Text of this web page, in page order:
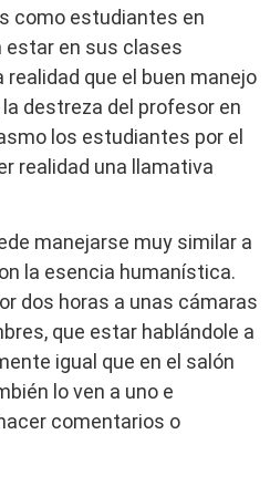
como estudiantes en
en sus clases
que el buen manejo
destreza del profesor en
los estudiantes por el
realidad una llamativa
manejarse muy similar a
la esencia humanística.
dos horas a unas cámaras
que estar hablándole a
igual que en el salón
lo ven a uno e
comentarios o